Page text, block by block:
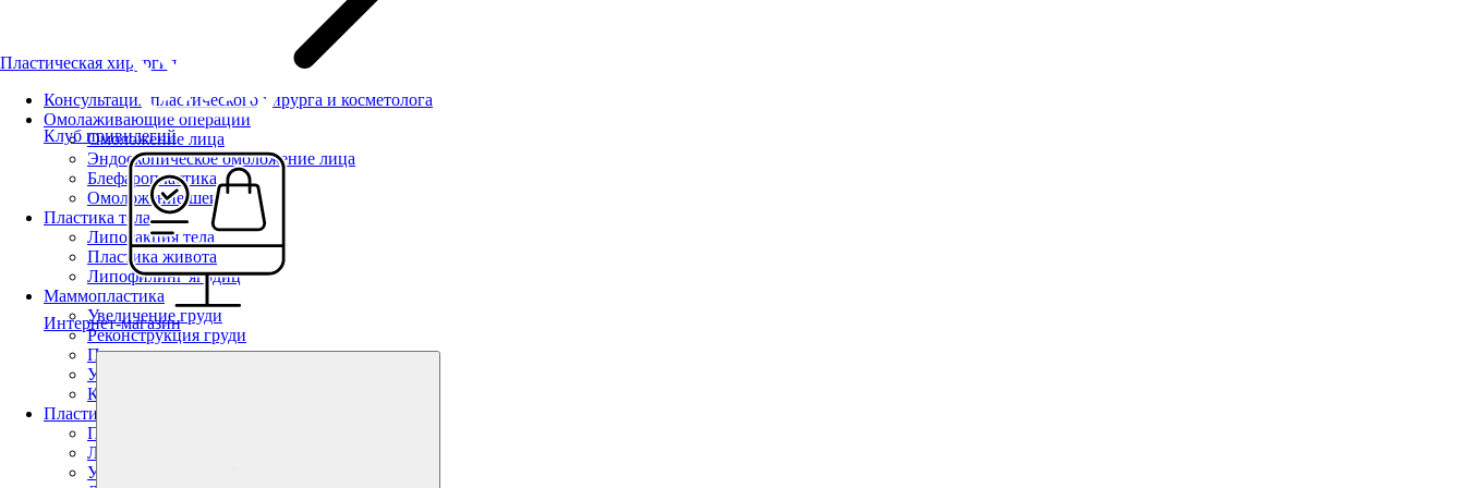
Пластическая хирургия
Консультация пластического хирурга и косметолога
Омолаживающие операции
Омоложение лица
Эндоскопическое омоложение лица
Блефаропластика
Омоложение шеи
Пластика тела
Липосакция тела
Пластика живота
Липофилинг ягодиц
Маммопластика
Увеличение груди
Реконструкция груди
Подтяжка груди
Уменьшение груди
Коррекция тубулярной груди
Пластика лица
Пластика лица
Липофилинг
Увеличение губ
Клуб привилегий
Интернет-магазин